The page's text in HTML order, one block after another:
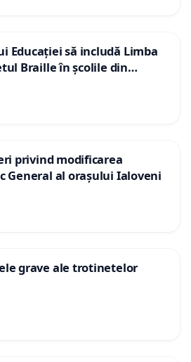
Educației să includă Limba
Braille în școlile din
privind modificarea
General al orașului Ialoveni
grave ale trotinetelor